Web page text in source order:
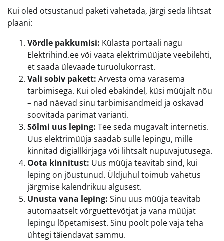
Kui oled otsustanud paketi vahetada, järgi seda lihtsat
plaani:
Võrdle pakkumisi: Külasta portaali nagu
Elektrihind.ee või vaata elektrimüüjate veebilehti,
et saada ülevaade turuolukorrast.
Vali sobiv pakett: Arvesta oma varasema
tarbimisega. Kui oled ebakindel, küsi müüjalt nõu
– nad näevad sinu tarbimisandmeid ja oskavad
soovitada parimat varianti.
Sõlmi uus leping: Tee seda mugavalt internetis.
Uus elektrimüüja saadab sulle lepingu, mille
kinnitad digiallkirjaga või lihtsalt nupuvajutusega.
Oota kinnitust: Uus müüja teavitab sind, kui
leping on jõustunud. Üldjuhul toimub vahetus
järgmise kalendrikuu algusest.
Unusta vana leping: Sinu uus müüja teavitab
automaatselt võrguettevõtjat ja vana müüjat
lepingu lõpetamisest. Sinu poolt pole vaja teha
ühtegi täiendavat sammu.